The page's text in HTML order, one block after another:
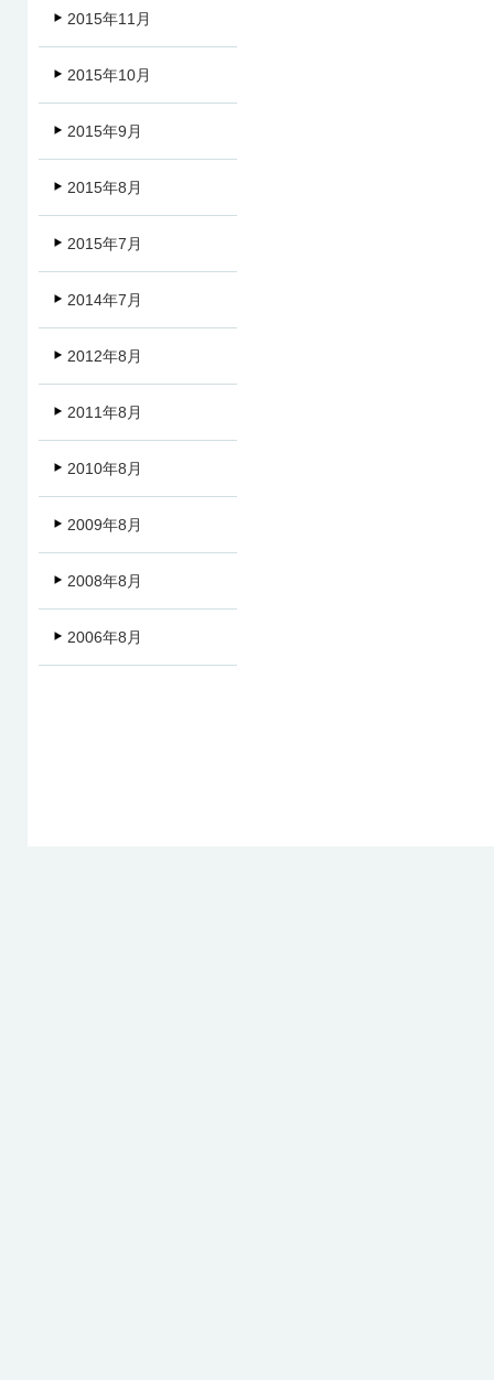
2015年11月
2015年10月
2015年9月
2015年8月
2015年7月
2014年7月
2012年8月
2011年8月
2010年8月
2009年8月
2008年8月
2006年8月